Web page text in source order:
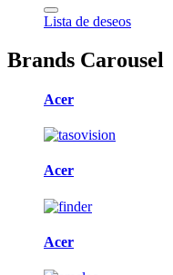
Lista de deseos
Brands Carousel
Acer
Acer
Acer